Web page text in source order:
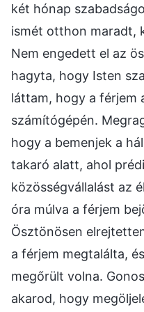
két hónap
ismét otthon maradt,
Nem engedett el az
hagyta, hogy Isten
láttam, hogy a férjem
számítógépén.
hogy a bemenjek a
takaró alatt, ahol
közösségvállalást az
óra múlva a férjem
Ösztönösen
a férjem megtalálta,
megőrült volna.
akarod, hogy